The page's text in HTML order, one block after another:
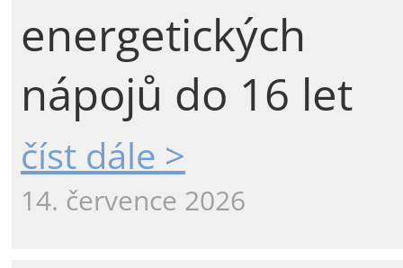
energetických
nápojů do 16 let
číst dále >
14. července 2026